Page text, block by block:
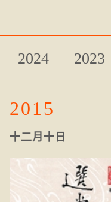
2024 2023
2020
2016
2012 2011
2015
十二月十日